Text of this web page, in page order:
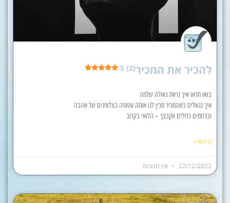
להכיר את המכיר5 (2)
בואו תראו איך נראת גאולה שלמה
איך נגאלים כשהמכיר מכין לנו אותה עטופה בצלופנים של אהבה
וברחמים גדולים אקבצך – הלואי בקרוב
קרא עוד »
22/12/2022 אין תגובות